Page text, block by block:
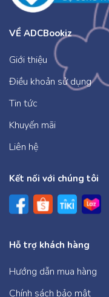
VỀ ADCBookiz
Giới thiệu
Điều khoản sử dụng
Tin tức
Khuyến mãi
Liên hệ
Kết nối với chúng tôi
Hỗ trợ khách hàng
Hướng dẫn mua hàng
Chính sách bảo mật